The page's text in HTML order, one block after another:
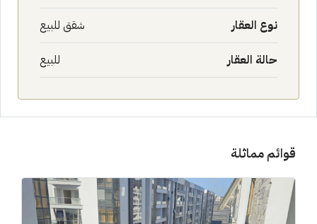
نوع العقار شقق للبيع
حالة العقار للبيع
قوائم مماثلة